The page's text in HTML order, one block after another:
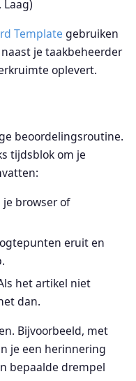
Template gebruiken
je taakbeheerder
oplevert.
beoordelingsroutine.
tijdsblok om je
browser of
eruit en
het artikel niet
dan.
Bijvoorbeeld, met
je een herinnering
bepaalde drempel